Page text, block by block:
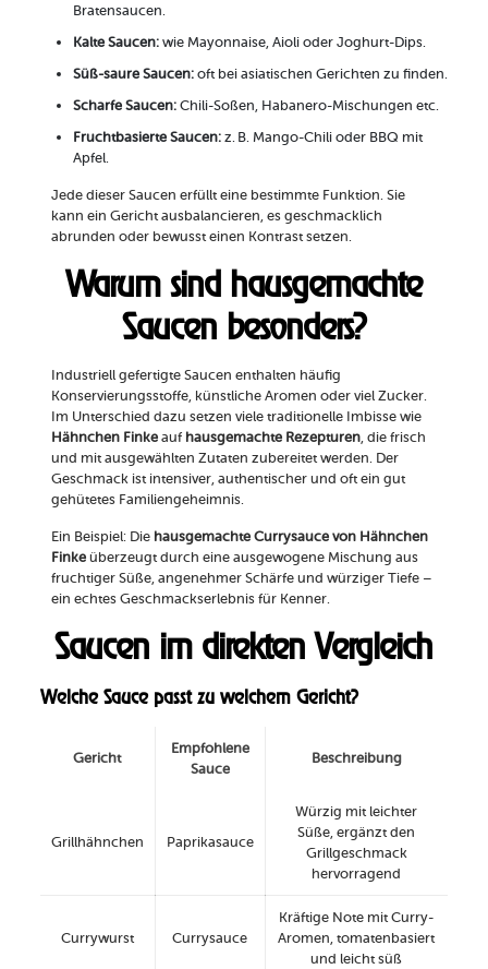
Bratensaucen.
Kalte Saucen:wie Mayonnaise, Aioli oder Joghurt-Dips.
Süß-saure Saucen:oft bei asiatischen Gerichten zu finden.
Scharfe Saucen:Chili-Soßen, Habanero-Mischungen etc.
Fruchtbasierte Saucen:z. B. Mango-Chili oder BBQ mit
Apfel.
Jede dieser Saucen erfüllt eine bestimmte Funktion. Sie
kann ein Gericht ausbalancieren, es geschmacklich
abrunden oder bewusst einen Kontrast setzen.
Warum sind hausgemachte
Saucen besonders?
Industriell gefertigte Saucen enthalten häufig
Konservierungsstoffe, künstliche Aromen oder viel Zucker.
Im Unterschied dazu setzen viele traditionelle Imbisse wie
Hähnchen Finkeauf hausgemachte Rezepturen, die frisch
und mit ausgewählten Zutaten zubereitet werden. Der
Geschmack ist intensiver, authentischer und oft ein gut
gehütetes Familiengeheimnis.
Ein Beispiel: Die hausgemachte Currysauce von Hähnchen
Finkeüberzeugt durch eine ausgewogene Mischung aus
fruchtiger Süße, angenehmer Schärfe und würziger Tiefe –
ein echtes Geschmackserlebnis für Kenner.
Saucen im direkten Vergleich
Welche Sauce passt zu welchem Gericht?
Gericht
Empfohlene
Sauce
Beschreibung
Grillhähnchen Paprikasauce
Würzig mit leichter
Süße, ergänzt den
Grillgeschmack
hervorragend
Currywurst Currysauce
Kräftige Note mit Curry-
Aromen, tomatenbasiert
und leicht süß